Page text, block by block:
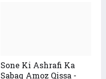
Sone Ki Ashrafi Ka
Sabaq Amoz Qissa -